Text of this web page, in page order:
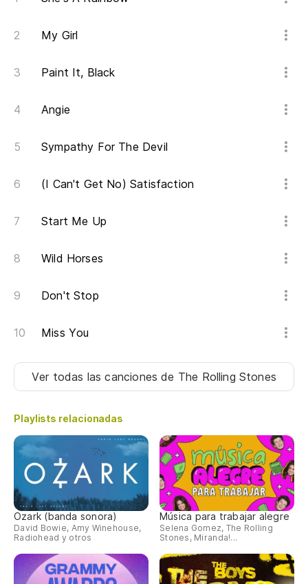
My Girl
Paint It, Black
Angie
Sympathy For The Devil
(I Can't Get No) Satisfaction
Start Me Up
Wild Horses
Don't Stop
Miss You
Ver todas las cancionesde The Rolling Stones
Playlists relacionadas
Ozark (banda sonora)
David Bowie, Amy Winehouse,
Radiohead y otros
Música para trabajar alegre
Selena Gomez, The Rolling
Stones, Miranda!...